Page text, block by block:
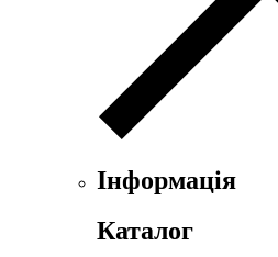
Інформація
Каталог